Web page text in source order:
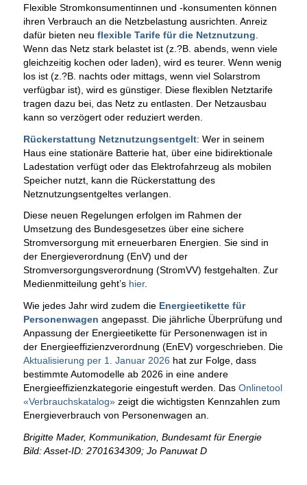
Flexible Stromkonsumentinnen und -konsumenten können
ihren Verbrauch an die Netzbelastung ausrichten. Anreiz
dafür bieten neu flexible Tarife für die Netznutzung
Wenn das Netz stark belastet ist (z.?B. abends, wenn viele
gleichzeitig kochen oder laden), wird es teurer. Wenn wenig
los ist (z.?B. nachts oder mittags, wenn viel Solarstrom
verfügbar ist), wird es günstiger. Diese flexiblen Netztarife
tragen dazu bei, das Netz zu entlasten. Der Netzausbau
kann so verzögert oder reduziert werden.
Rückerstattung Netznutzungsentgelt: Wer in seinem
Haus eine stationäre Batterie hat, über eine bidirektionale
Ladestation verfügt oder das Elektrofahrzeug als mobilen
Speicher nutzt, kann die Rückerstattung des
Netznutzungsentgeltes verlangen.
Diese neuen Regelungen erfolgen im Rahmen der
Umsetzung des Bundesgesetzes über eine sichere
Stromversorgung mit erneuerbaren Energien. Sie sind in
der Energieverordnung (EnV) und der
Stromversorgungsverordnung (StromVV) festgehalten. Zur
Medienmitteilung geht’s hier.
Wie jedes Jahr wird zudem die Energieetikette für
Personenwagen angepasst. Die jährliche Überprüfung und
Anpassung der Energieetikette für Personenwagen ist in
der Energieeffizienzverordnung (EnEV) vorgeschrieben. Die
Aktualisierung per 1. Januar 2026 hat zur Folge, dass
bestimmte Automodelle ab 2026 in eine andere
Energieeffizienzkategorie eingestuft werden. Das Onlinetool
«Verbrauchskatalog»zeigt die wichtigsten Kennzahlen zum
Energieverbrauch von Personenwagen an.
Brigitte Mader, Kommunikation, Bundesamt für Energie
Bild: Asset-ID: 2701634309; Jo Panuwat D